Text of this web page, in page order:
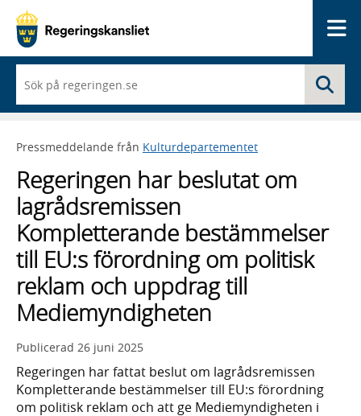
du
börjar
skriva
framträder
lista
med
sökförslag
Pressmeddelande från Kulturdepartementet
Regeringen har beslutat om
lagrådsremissen
Kompletterande bestämmelser
till EU:s förordning om politisk
reklam och uppdrag till
Mediemyndigheten
Publicerad 26 juni 2025
Regeringen har fattat beslut om lagrådsremissen
Kompletterande bestämmelser till EU:s förordning
om politisk reklam och att ge Mediemyndigheten i